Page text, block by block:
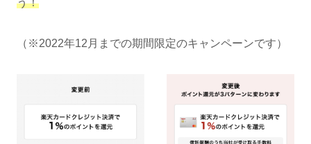
う！
（※2022年12月までの期間限定のキャンペーンです）